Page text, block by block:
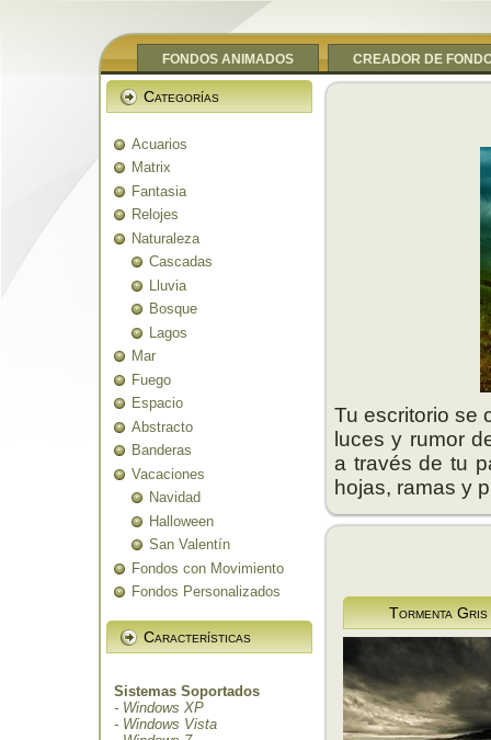
FONDOS ANIMADOS CREADOR DE
Categorías
Acuarios
Matrix
Fantasia
Relojes
Naturaleza
Cascadas
Lluvia
Bosque
Lagos
Mar
Fuego
Espacio
Abstracto
Banderas
Vacaciones
Navidad
Halloween
San Valentín
Fondos con Movimiento
Fondos Personalizados
Características
Sistemas Soportados
- Windows XP
- Windows Vista
Tu escritorio se
luces y rumor
a través de tu
hojas, ramas y
Tormenta Gris